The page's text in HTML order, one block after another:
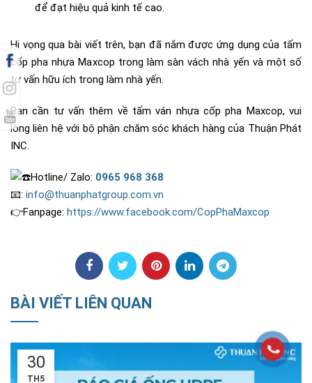
để đạt hiệu quả kinh tế cao.
Hi vọng qua bài viết trên, bạn đã nắm được ứng dụng của tấm
cốp pha nhựa Maxcop trong làm sàn vách nhà yến và một số
tư vấn hữu ích trong làm nhà yến.
Bạn cần tư vấn thêm về tấm ván nhựa cốp pha Maxcop, vui
lòng liên hệ với bộ phận chăm sóc khách hàng của Thuận Phát
INC.
Hotline/ Zalo: 0965 968 368
📧: info@thuanphatgroup.com.vn
👉Fanpage: https://www.facebook.com/CopPhaMaxcop
BÀI VIẾT LIÊN QUAN
18
TH5